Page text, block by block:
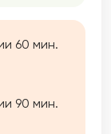
60 мин.
90 мин.